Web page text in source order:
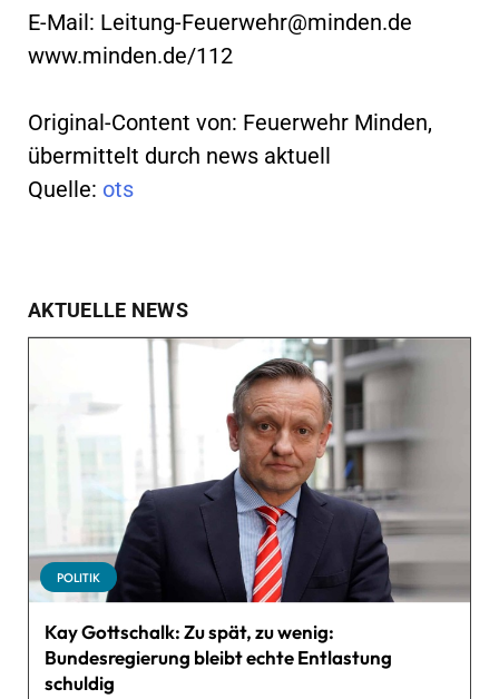
E-Mail: Leitung-Feuerwehr@minden.de
www.minden.de/112
Original-Content von: Feuerwehr Minden,
übermittelt durch news aktuell
Quelle: ots
AKTUELLE NEWS
POLITIK
Kay Gottschalk: Zu spät, zu wenig:
Bundesregierung bleibt echte Entlastung
schuldig